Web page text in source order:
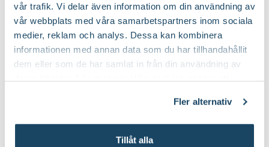
vår trafik. Vi delar även information om din användning av
vår webbplats med våra samarbetspartners inom sociala
medier, reklam och analys. Dessa kan kombinera
informationen med annan data som du har tillhandahållit
dem eller som de har samlat in från din användning av
Fler alternativ
Tillåt alla
Trädgårdshandske Greppa
Finns i flera varianter
39